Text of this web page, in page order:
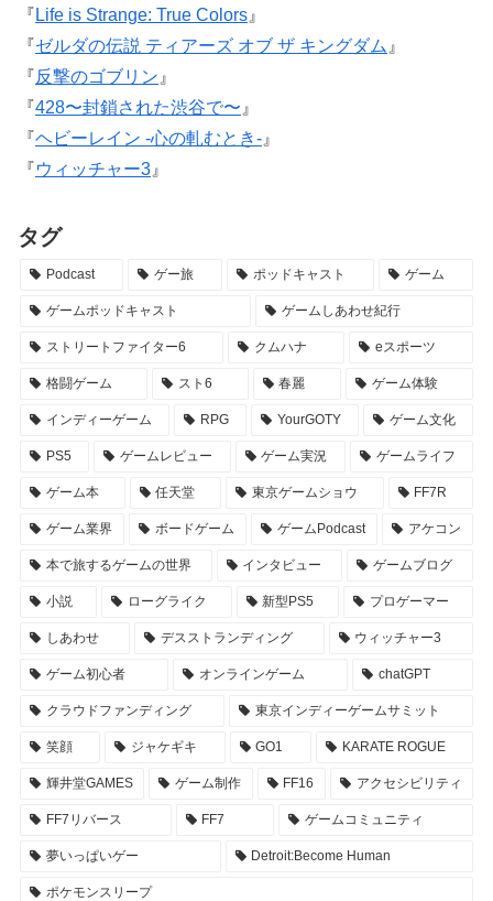
『 Life is Strange: True Colors 』
『ゼルダの伝説 ティアーズ オブ ザ キングダム 』
『反撃のゴブリン 』
『428〜封鎖された渋谷で〜 』
『ヘビーレイン -心の軋むとき- 』
『ウィッチャー3 』
タグ
Podcast ゲー旅 ポッドキャスト ゲーム
ゲームポッドキャスト ゲームしあわせ紀行
ストリートファイター6 クムハナ eスポーツ
格闘ゲーム スト6 春麗 ゲーム体験
インディーゲーム RPG YourGOTY ゲーム文化
PS5 ゲームレビュー ゲーム実況 ゲームライフ
ゲーム本 任天堂 東京ゲームショウ FF7R
ゲーム業界 ボードゲーム ゲームPodcast アケコン
本で旅するゲームの世界 インタビュー ゲームブログ
小説 ローグライク 新型PS5 プロゲーマー
しあわせ デスストランディング ウィッチャー3
ゲーム初心者 オンラインゲーム chatGPT
クラウドファンディング 東京インディーゲームサミット
笑顔 ジャケギキ GO1 KARATE ROGUE
輝井堂GAMES ゲーム制作 FF16 アクセシビリティ
FF7リバース FF7 ゲームコミュニティ
夢いっぱいゲー Detroit:Become Human
ポケモンスリープ